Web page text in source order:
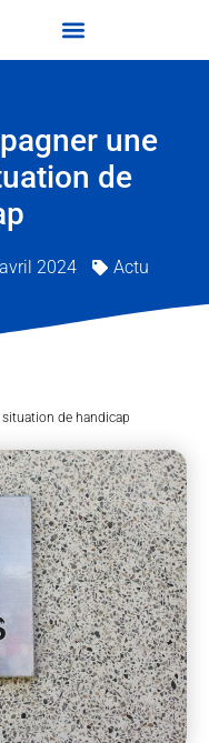
une
de
2024 Actu
de handicap